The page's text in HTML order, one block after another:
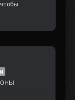
, чтобы